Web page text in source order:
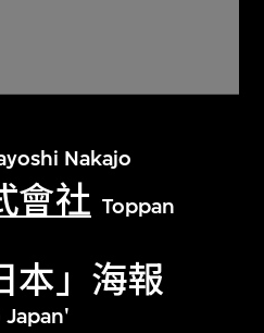
Nakajo
會社 Toppan
本」海報
及二十一世纪视觉